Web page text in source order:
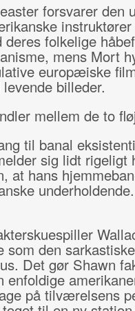
forsvarer den
instruktører
folkelige
mens Mort
europæiske
billeder.
mellem de to
til banal
sig lidt rigeligt
at hans
som den
Det gør Shawn
enfoldige
på tilværelsens